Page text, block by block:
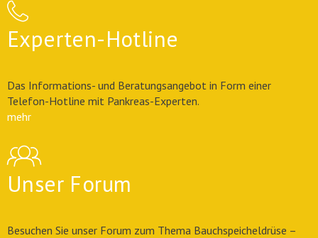
Experten-Hotline
Das Informations- und Beratungsangebot in Form einer
Telefon-Hotline mit Pankreas-Experten.
mehr
Unser Forum
Besuchen Sie unser Forum zum Thema Bauchspeicheldrüse –